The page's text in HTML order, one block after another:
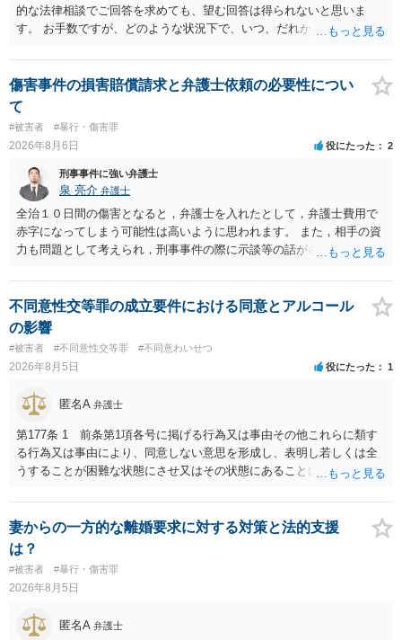
的な法律相談でご回答を求めても、望む回答は得られないと思いま
す。 お手数ですが、どのような状況下で、いつ、だれからどのような
の程度だと聞いているのかということについて、お近くで詳細な法律
相談を受けられたうえで対処方法を探された方がよいと思われます。
一般論でいえば、任意取り調べの場合、ＩＣレコーダーを持参して取
り調べ内容を録音することは必須だと考えます。
傷害事件の損害賠償請求と弁護士依頼の必要性につい
て
#被害者 #暴行・傷害罪
2026年8月6日 役にたった 2
刑事事件に強い弁護士
泉 亮介 弁護士
全治１０日間の傷害となると，弁護士を入れたとして，弁護士費用で
赤字になってしまう可能性は高いように思われます。 また，相手の資
力も問題として考えられ，刑事事件の際に示談等の話がされなかった
う。
不同意性交等罪の成立要件における同意とアルコール
の影響
#被害者 #不同意性交等罪 #不同意わいせつ
2026年8月5日 役にたった 1
匿名A 弁護士
第177条 1 前条第1項各号に掲げる行為又は事由その他これらに類す
る行為又は事由により、同意しない意思を形成し、表明し若しくは全
うすることが困難な状態にさせ又はその状態にあることに乗じて、性
く。）若しくは物を挿入する行為であってわいせつなもの（以下この
条及び第179条第2項において「性交等」という。）をした者は、婚姻
関係の有無にかかわらず、5年以上の有期拘禁刑に処する。 第176条 1
次に掲げる行為又は事由その他これらに類する行為又は事由により、
同意しない意思を形成し、表明し若しくは全うすることが困難な状態
にさせ又はその状態にあることに乗じて、わいせつな行為をした者
は、婚姻関係の有無にかかわらず、6月以上10年以下の拘禁刑に処す
る。 ③アルコール若しくは薬物を摂取させること又はそれらの影響が
妻からの一方的な離婚要求に対する対策と法的支援
は？
#被害者 #暴行・傷害罪
2026年8月5日
匿名A 弁護士